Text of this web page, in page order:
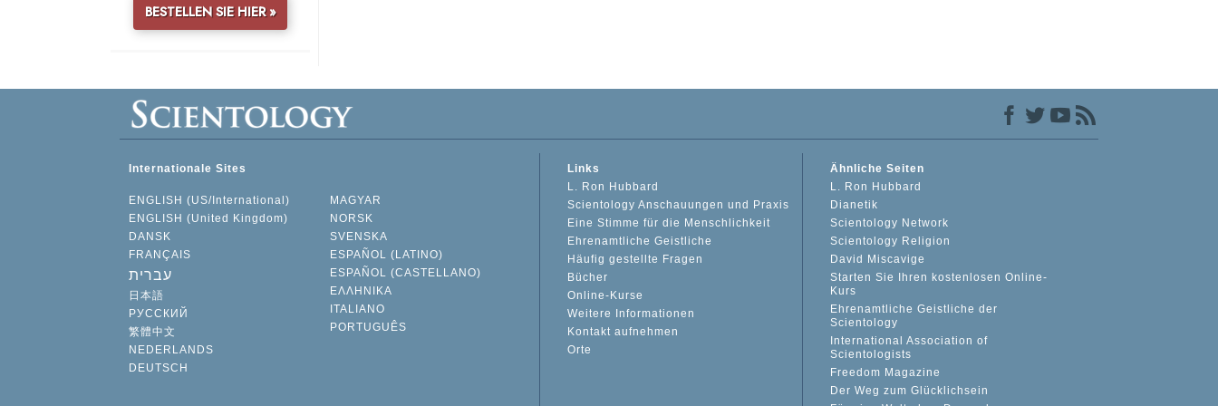
BESTELLEN SIE HIER »
Internationale Sites
ENGLISH (US/International)
ENGLISH (United Kingdom)
DANSK
FRANÇAIS
עברית
日本語
РУССКИЙ
繁體中文
NEDERLANDS
DEUTSCH
MAGYAR
NORSK
SVENSKA
ESPAÑOL (LATINO)
ESPAÑOL (CASTELLANO)
ΕΛΛΗΝΙΚA
ITALIANO
PORTUGUÊS
Links
L. Ron Hubbard
Scientology Anschauungen und Praxis
Eine Stimme für die Menschlichkeit
Ehrenamtliche Geistliche
Häufig gestellte Fragen
Bücher
Online-Kurse
Weitere Informationen
Kontakt aufnehmen
Orte
Ähnliche Seiten
L. Ron Hubbard
Dianetik
Scientology Network
Scientology Religion
David Miscavige
Starten Sie Ihren kostenlosen Online-
Kurs
Ehrenamtliche Geistliche der
Scientology
International Association of
Scientologists
Freedom Magazine
Der Weg zum Glücklichsein